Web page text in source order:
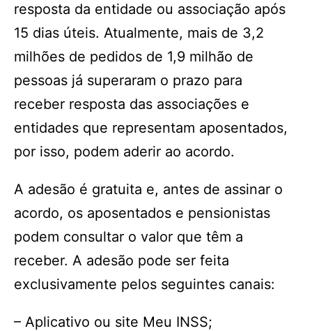
resposta da entidade ou associação após
15 dias úteis. Atualmente, mais de 3,2
milhões de pedidos de 1,9 milhão de
pessoas já superaram o prazo para
receber resposta das associações e
entidades que representam aposentados,
por isso, podem aderir ao acordo.
A adesão é gratuita e, antes de assinar o
acordo, os aposentados e pensionistas
podem consultar o valor que têm a
receber. A adesão pode ser feita
exclusivamente pelos seguintes canais:
– Aplicativo ou site Meu INSS;